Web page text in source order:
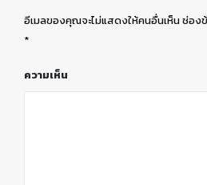
อีเมลของคุณจะไม่แสดงให้คนอื่นเห็นช่อง
*
ความเห็น